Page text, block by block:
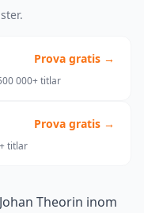
Prova gratis →
000+ titlar
Prova gratis →
titlar
Theorin inom